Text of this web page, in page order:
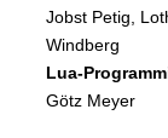
Jobst Petig,
Windberg
Lua-
Götz Meyer